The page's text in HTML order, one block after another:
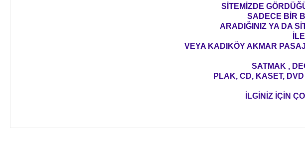
SİTEMİZDE
SADECE BİR
ARADIĞINIZ YA DA
VEYA KADIKÖY AKMAR
SATMAK ,
PLAK, CD, KASET,
İLGİNİZ İÇİN